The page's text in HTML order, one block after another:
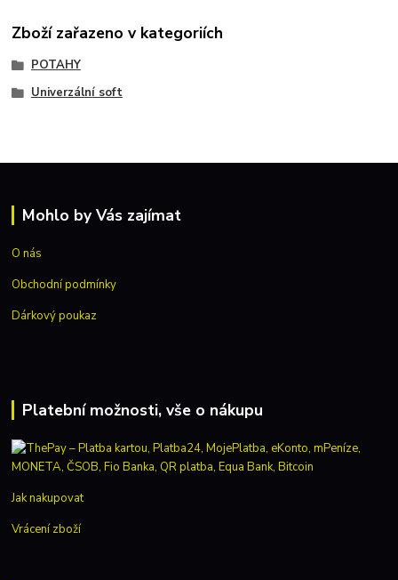
Zboží zařazeno v kategoriích
POTAHY
Univerzální soft
Mohlo by Vás zajímat
O nás
Obchodní podmínky
Dárkový poukaz
Platební možnosti, vše o nákupu
Jak nakupovat
Vrácení zboží